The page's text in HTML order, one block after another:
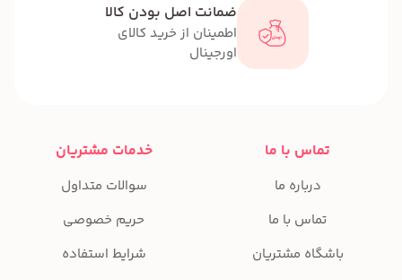
ضمانت اصل بودن کالا
اطمینان از خرید کالای
اورجینال
تماس با ما
درباره ما
تماس با ما
باشگاه مشتریان
خدمات مشتریان
سوالات متداول
حریم خصوصی
شرایط استفاده